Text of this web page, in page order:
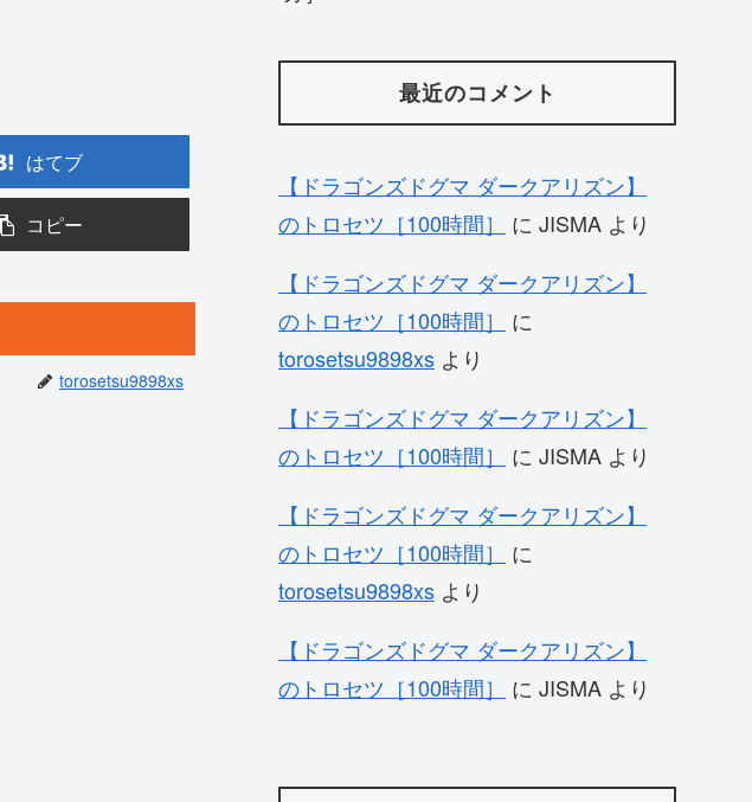
はてブ
コピー
torosetsu9898xs
最近のコメント
【ドラゴンズドグマ ダークアリズン】
のトロセツ［100時間］
に JISMA より
【ドラゴンズドグマ ダークアリズン】
のトロセツ［100時間］
に
torosetsu9898xs より
【ドラゴンズドグマ ダークアリズン】
のトロセツ［100時間］
に JISMA より
【ドラゴンズドグマ ダークアリズン】
のトロセツ［100時間］
に
torosetsu9898xs より
【ドラゴンズドグマ ダークアリズン】
のトロセツ［100時間］
に JISMA より